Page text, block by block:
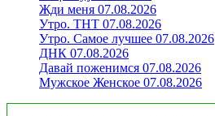
Жди меня 07.08.2026
Утро. ТНТ 07.08.2026
Утро. Самое лучшее 07.08.2026
ДНК 07.08.2026
Давай поженимся 07.08.2026
Мужское Женское 07.08.2026